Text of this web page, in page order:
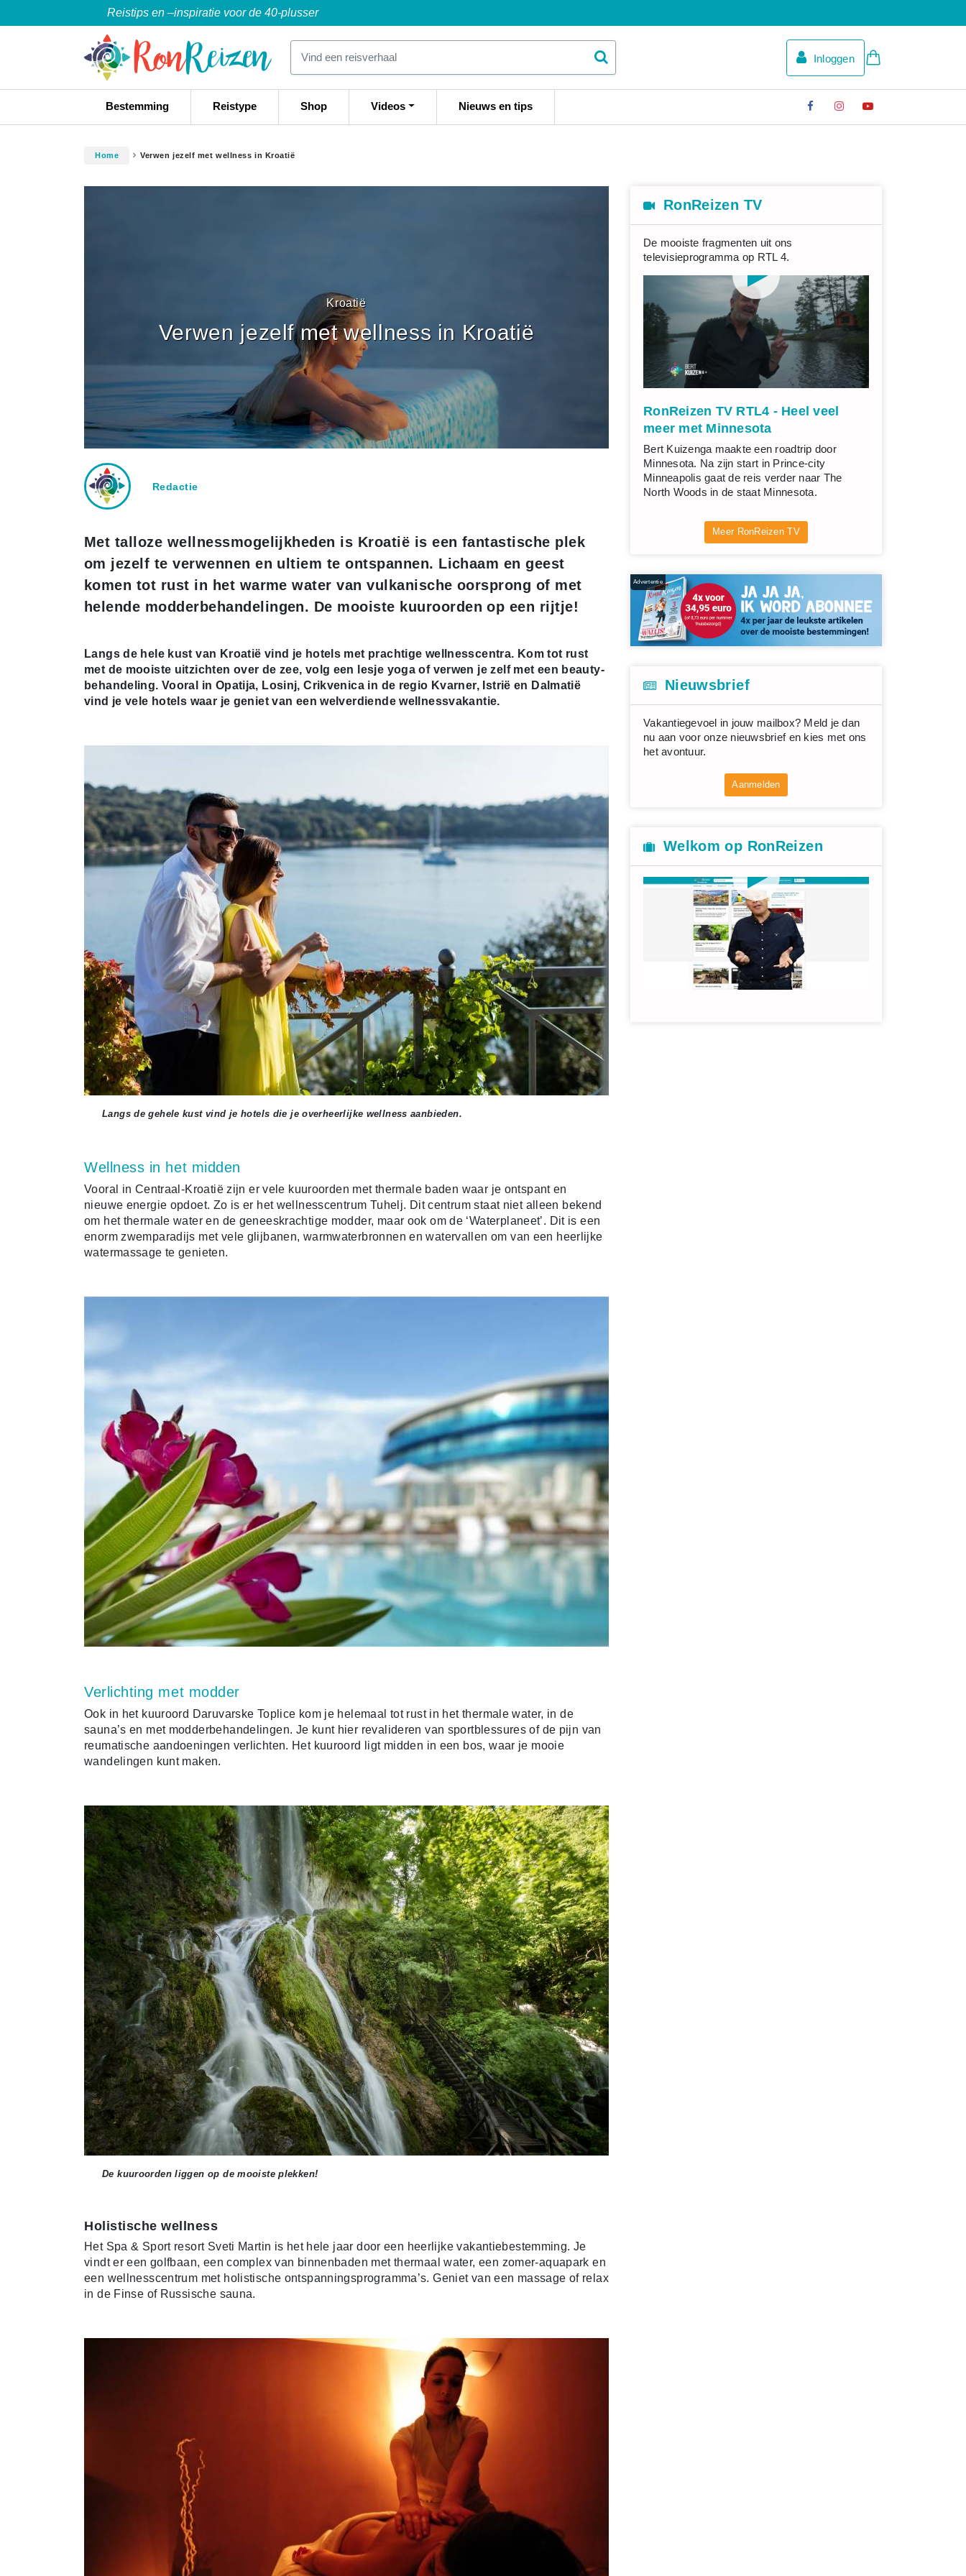
Reistips en –inspiratie voor de 40-plusser
Inloggen
Bestemming Reistype Shop Videos Nieuws en tips
Home Verwen jezelf met wellness in Kroatië
Kroatië
Verwen jezelf met wellness in Kroatië
Redactie
Met talloze wellnessmogelijkheden is Kroatië is een fantastische plek
om jezelf te verwennen en ultiem te ontspannen. Lichaam en geest
komen tot rust in het warme water van vulkanische oorsprong of met
helende modderbehandelingen. De mooiste kuuroorden op een rijtje!
Langs de hele kust van Kroatië vind je hotels met prachtige wellnesscentra. Kom tot rust
met de mooiste uitzichten over de zee, volg een lesje yoga of verwen je zelf met een beauty-
behandeling. Vooral in Opatija, Losinj, Crikvenica in de regio Kvarner, Istrië en Dalmatië
vind je vele hotels waar je geniet van een welverdiende wellnessvakantie.
Langs de gehele kust vind je hotels die je overheerlijke wellness aanbieden.
Wellness in het midden
Vooral in Centraal-Kroatië zijn er vele kuuroorden met thermale baden waar je ontspant en
nieuwe energie opdoet. Zo is er het wellnesscentrum Tuhelj. Dit centrum staat niet alleen bekend
om het thermale water en de geneeskrachtige modder, maar ook om de ‘Waterplaneet’. Dit is een
enorm zwemparadijs met vele glijbanen, warmwaterbronnen en watervallen om van een heerlijke
watermassage te genieten.
Verlichting met modder
Ook in het kuuroord Daruvarske Toplice kom je helemaal tot rust in het thermale water, in de
sauna’s en met modderbehandelingen. Je kunt hier revalideren van sportblessures of de pijn van
reumatische aandoeningen verlichten. Het kuuroord ligt midden in een bos, waar je mooie
wandelingen kunt maken.
De kuuroorden liggen op de mooiste plekken!
Holistische wellness
Het Spa & Sport resort Sveti Martin is het hele jaar door een heerlijke vakantiebestemming. Je
vindt er een golfbaan, een complex van binnenbaden met thermaal water, een zomer-aquapark en
een wellnesscentrum met holistische ontspanningsprogramma’s. Geniet van een massage of relax
in de Finse of Russische sauna.
RonReizen TV
De mooiste fragmenten uit ons
televisieprogramma op RTL 4.
RonReizen TV RTL4 - Heel veel
meer met Minnesota
Bert Kuizenga maakte een roadtrip door
Minnesota. Na zijn start in Prince-city
Minneapolis gaat de reis verder naar The
North Woods in de staat Minnesota.
Meer RonReizen TV
Advertentie
Nieuwsbrief
Vakantiegevoel in jouw mailbox? Meld je dan
nu aan voor onze nieuwsbrief en kies met ons
het avontuur.
Aanmelden
Welkom op RonReizen